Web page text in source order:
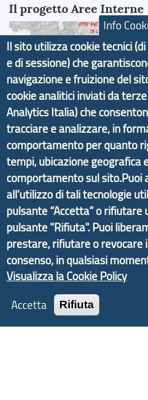
Il progetto Aree Interne
Il portale di marketing
di Genova Città
partire dal progetto nazionale
promosso dal Dipartimento
Economico e finalizzato al
delle valli dell’entroterra. In
informazioni ed
d'Area Antola-Tigullio, in
Liguria ed ANCI Liguria.
Copyright © 2017 Città
Tecnologie e Accessibilità
Info
Il sito utilizza cookie tecnici
e di sessione) che
navigazione e fruizione del
cookie analitici inviati da
Analytics Italia) che
tracciare e analizzare, in
comportamento per quanto
tempi, ubicazione geografica
comportamento sul sito.Puoi
all’utilizzo di tali tecnologie
pulsante “Accetta” o rifiutare
pulsante "Rifiuta". Puoi
prestare, rifiutare o revocare
consenso, in qualsiasi
Visualizza la Cookie Policy
Accetta
Rifiuta